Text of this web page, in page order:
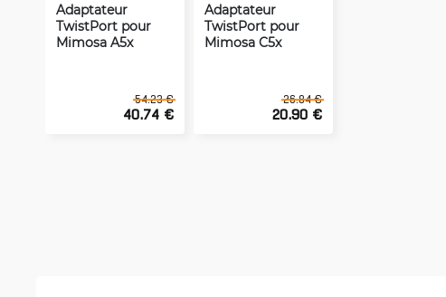
Adaptateur
TwistPort pour
Mimosa A5x
54.23 €
40.74 €
Adaptateur
TwistPort pour
Mimosa C5x
26.84 €
20.90 €